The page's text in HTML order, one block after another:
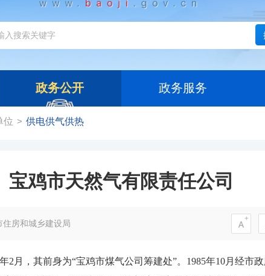
政务公开 政务服务
位 > 供电供气供热
宝鸡市天然气有限责任公司
住房和城乡建设局
2月，其前身为“宝鸡市煤气公司筹建处”。1985年10月经市